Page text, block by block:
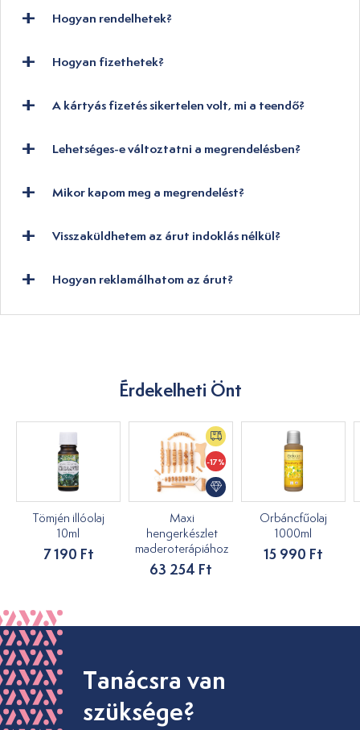
Hogyan rendelhetek?
Hogyan fizethetek?
A kártyás fizetés sikertelen volt, mi a teendő?
Lehetséges-e változtatni a megrendelésben?
Mikor kapom meg a megrendelést?
Visszaküldhetem az árut indoklás nélkül?
Hogyan reklamálhatom az árut?
Érdekelheti Önt
Tömjén illóolaj
10ml
7 190 Ft
-17%
Maxi
hengerkészlet
maderoterápiához
63 254 Ft
Orbáncfűolaj
1000ml
15 990 Ft
Tanácsra van
szüksége?